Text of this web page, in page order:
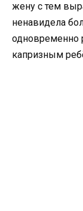
жену с тем
ненавидела
одновременно
капризным